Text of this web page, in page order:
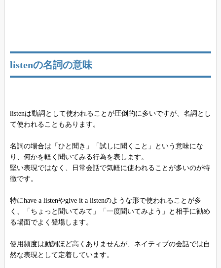
listenの名詞の意味
listenは動詞として使われることが圧倒的に多いですが、名詞とし
て使われることもあります。
名詞の場合は「ひと聞き」「試しに聞くこと」という意味にな
り、何かを軽く聞いてみる行為を表します。
堅い表現ではなく、日常会話で気軽に使われることが多いのが特
徴です。
特にhave a listenやgive it a listenのような形で使われることが多
く、「ちょっと聞いてみて」「一度聞いてみよう」と相手に勧め
る場面でよく登場します。
使用頻度は動詞ほど高くありませんが、ネイティブの会話では自
然な表現として定着しています。